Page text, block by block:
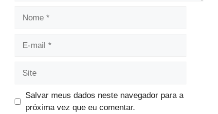
Salvar meus dados neste navegador para a
próxima vez que eu comentar.